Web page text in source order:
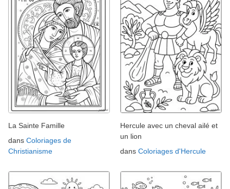
La Sainte Famille
dans Coloriages de
Christianisme
Hercule avec un cheval ailé et
un lion
dans Coloriages d'Hercule